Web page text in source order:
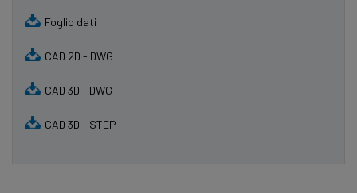
Foglio dati
CAD 2D - DWG
CAD 3D - DWG
CAD 3D - STEP